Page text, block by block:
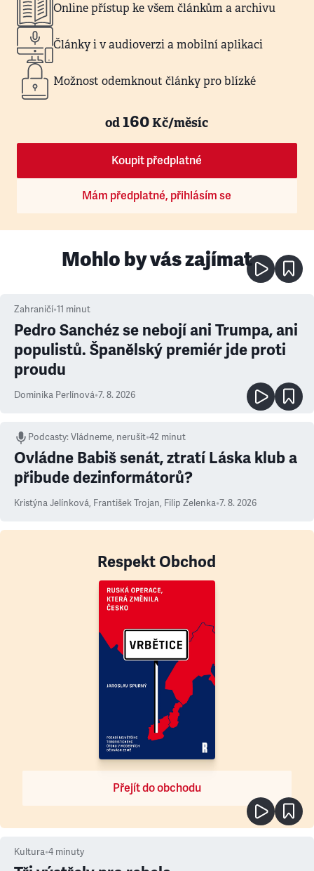
Online přístup ke všem článkům a archivu
Články i v audioverzi a mobilní aplikaci
Možnost odemknout články pro blízké
od160Kč/měsíc
Koupit předplatné
Mám předplatné, přihlásím se
Mohlo by vás zajímat
Zahraničí•11 minut
Pedro Sanchéz se nebojí ani Trumpa, ani
populistů. Španělský premiér jde proti
proudu
Dominika Perlínová•7. 8. 2026
Podcasty:Vládneme, nerušit•42 minut
Ovládne Babiš senát, ztratí Láska klub a
přibude dezinformátorů?
Kristýna Jelínková, František Trojan, Filip Zelenka•7. 8. 2026
Respekt Obchod
Přejít do obchodu
Kultura•4 minuty